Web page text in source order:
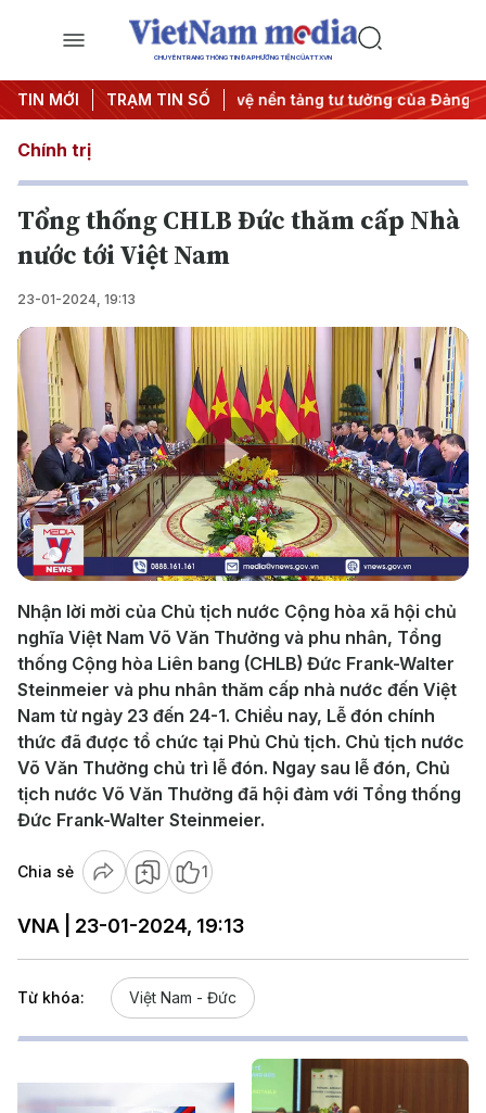
CHUYÊN TRANG THÔNG TIN ĐA PHƯƠNG TIỆN CỦA TTXVN
TIN MỚI TRẠM TIN SỐ
lượng #Bảo vệ nền tảng tư tưởng của Đảng #Hội
Chính trị
Tổng thống CHLB Đức thăm cấp Nhà
nước tới Việt Nam
23-01-2024, 19:13
Play
Video
Nhận lời mời của Chủ tịch nước Cộng hòa xã hội chủ
nghĩa Việt Nam Võ Văn Thưởng và phu nhân, Tổng
thống Cộng hòa Liên bang (CHLB) Đức Frank-Walter
Steinmeier và phu nhân thăm cấp nhà nước đến Việt
Nam từ ngày 23 đến 24-1. Chiều nay, Lễ đón chính
thức đã được tổ chức tại Phủ Chủ tịch. Chủ tịch nước
Võ Văn Thưởng chủ trì lễ đón. Ngay sau lễ đón, Chủ
tịch nước Võ Văn Thưởng đã hội đàm với Tổng thống
Đức Frank-Walter Steinmeier.
Chia sẻ 1
VNA | 23-01-2024, 19:13
Từ khóa: Việt Nam - Đức